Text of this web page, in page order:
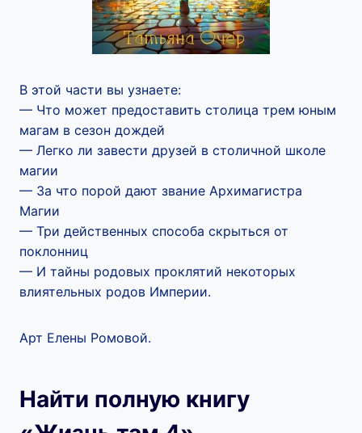
В этой части вы узнаете:
— Что может предоставить столица трем юным
магам в сезон дождей
— Легко ли завести друзей в столичной школе
магии
— За что порой дают звание Архимагистра
Магии
— Три действенных способа скрыться от
поклонниц
— И тайны родовых проклятий некоторых
влиятельных родов Империи.
Арт Елены Ромовой.
Найти полную книгу